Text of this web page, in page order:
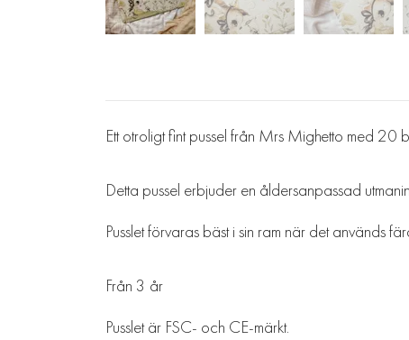
Ett otroligt fint pussel från Mrs Mighetto med 20
Detta pussel erbjuder en åldersanpassad
Pusslet förvaras bäst i sin ram när det används
Från 3 år
Pusslet är FSC- och CE-märkt.